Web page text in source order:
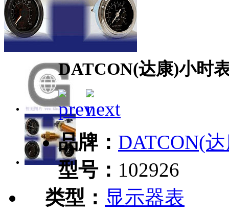
DATCON(达康)小时
品牌： DATCON(
型号： 102926
类型： 显示器表